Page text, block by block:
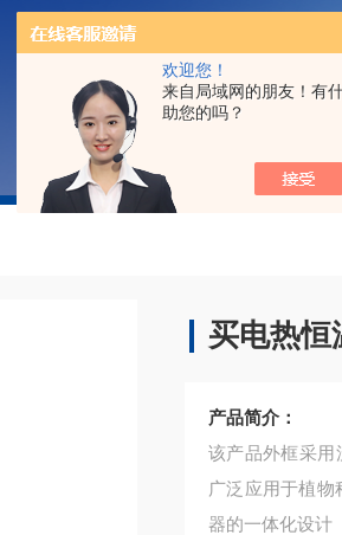
欢迎您！
来自局域网的朋友！有
助您的吗？
买电热恒
产品简介：
该产品外框采用
广泛应用于植
器的一体化设计